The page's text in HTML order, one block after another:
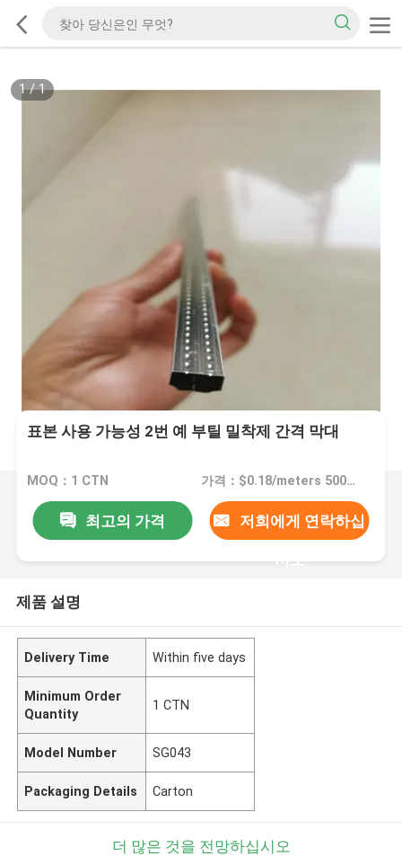
1/1
표본 사용 가능성 2번 예 부틸 밀착제 간격 막대
MOQ：1 CTN 가격：$0.18/meters 500-119999 meters
최고의 가격 저희에게 연락하십
시오
제품 설명
Delivery Time Within five days
Minimum Order
Quantity
1 CTN
Model Number SG043
Packaging Details Carton
더 많은 것을 전망하십시오